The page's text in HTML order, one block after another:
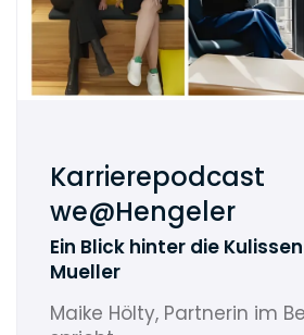
Karrierepodcast
we@Hengeler
Ein Blick hinter die
Mueller
Maike Hölty, Partnerin im